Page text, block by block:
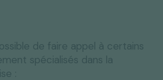
de faire appel à certains
spécialisés dans la
: